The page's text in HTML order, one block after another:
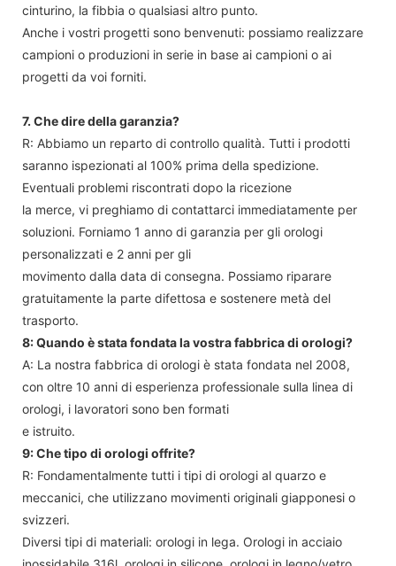
cinturino, la fibbia o qualsiasi altro punto.
Anche i vostri progetti sono benvenuti: possiamo realizzare
campioni o produzioni in serie in base ai campioni o ai
progetti da voi forniti.
7. Che dire della garanzia?
R: Abbiamo un reparto di controllo qualità. Tutti i prodotti
saranno ispezionati al 100% prima della spedizione.
Eventuali problemi riscontrati dopo la ricezione
la merce, vi preghiamo di contattarci immediatamente per
soluzioni. Forniamo 1 anno di garanzia per gli orologi
personalizzati e 2 anni per gli
movimento dalla data di consegna. Possiamo riparare
gratuitamente la parte difettosa e sostenere metà del
trasporto.
8: Quando è stata fondata la vostra fabbrica di orologi?
A: La nostra fabbrica di orologi è stata fondata nel 2008,
con oltre 10 anni di esperienza professionale sulla linea di
orologi, i lavoratori sono ben formati
e istruito.
9: Che tipo di orologi offrite?
R: Fondamentalmente tutti i tipi di orologi al quarzo e
meccanici, che utilizzano movimenti originali giapponesi o
svizzeri.
Diversi tipi di materiali: orologi in lega. Orologi in acciaio